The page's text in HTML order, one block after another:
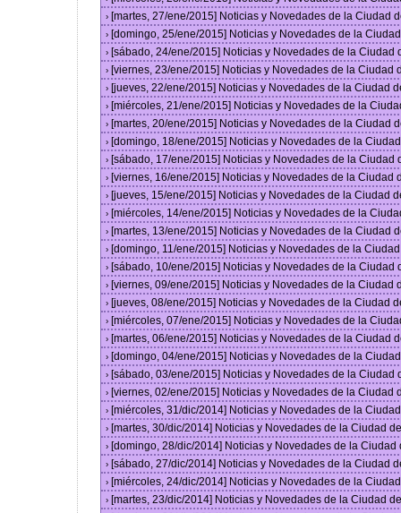
› [martes, 27/ene/2015] Noticias y Novedades de la Ciudad
› [domingo, 25/ene/2015] Noticias y Novedades de la
› [sábado, 24/ene/2015] Noticias y Novedades de la Ciudad
› [viernes, 23/ene/2015] Noticias y Novedades de la Ciudad
› [jueves, 22/ene/2015] Noticias y Novedades de la Ciudad
› [miércoles, 21/ene/2015] Noticias y Novedades de la
› [martes, 20/ene/2015] Noticias y Novedades de la Ciudad
› [domingo, 18/ene/2015] Noticias y Novedades de la
› [sábado, 17/ene/2015] Noticias y Novedades de la Ciudad
› [viernes, 16/ene/2015] Noticias y Novedades de la Ciudad
› [jueves, 15/ene/2015] Noticias y Novedades de la Ciudad
› [miércoles, 14/ene/2015] Noticias y Novedades de la
› [martes, 13/ene/2015] Noticias y Novedades de la Ciudad
› [domingo, 11/ene/2015] Noticias y Novedades de la
› [sábado, 10/ene/2015] Noticias y Novedades de la Ciudad
› [viernes, 09/ene/2015] Noticias y Novedades de la Ciudad
› [jueves, 08/ene/2015] Noticias y Novedades de la Ciudad
› [miércoles, 07/ene/2015] Noticias y Novedades de la
› [martes, 06/ene/2015] Noticias y Novedades de la Ciudad
› [domingo, 04/ene/2015] Noticias y Novedades de la
› [sábado, 03/ene/2015] Noticias y Novedades de la Ciudad
› [viernes, 02/ene/2015] Noticias y Novedades de la Ciudad
› [miércoles, 31/dic/2014] Noticias y Novedades de la
› [martes, 30/dic/2014] Noticias y Novedades de la Ciudad
› [domingo, 28/dic/2014] Noticias y Novedades de la
› [sábado, 27/dic/2014] Noticias y Novedades de la Ciudad
› [miércoles, 24/dic/2014] Noticias y Novedades de la
› [martes, 23/dic/2014] Noticias y Novedades de la Ciudad